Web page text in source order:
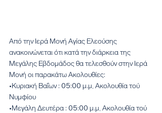
Από την Ιερά Μονή Αγίας Ελεούσης
ανακοινώνεται ότι κατά την διάρκεια της
Μεγάλης Εβδομάδος θα τελεσθούν στην Ιερά
Μονή οι παρακάτω Ακολουθίες:
•Κυριακή Βαΐων : 05:00 μ.μ, Ακολουθία τού
Νυμφίου
•Μεγάλη Δευτέρα : 05:00 μ.μ, Ακολουθία τού